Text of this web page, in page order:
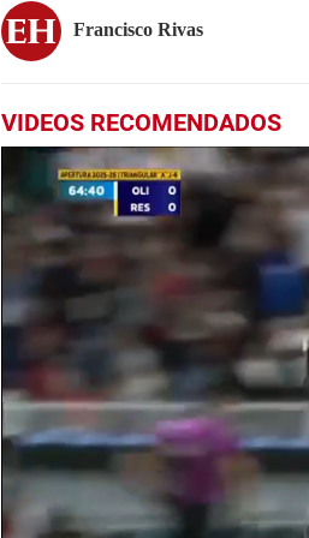
Francisco Rivas
VIDEOS RECOMENDADOS